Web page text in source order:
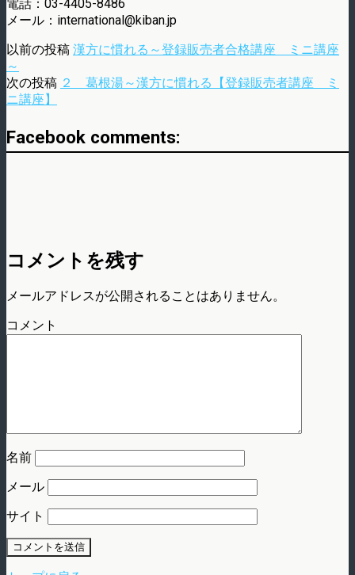
電話：03-4405-8486
メール：international@kiban.jp
以前の投稿 漢方に慣れる～登録販売者合格講座 ミニ講座
～
次の投稿 ２ 葛根湯～漢方に慣れる【登録販売者講座 ミ
ニ講座】
Facebook comments:
コメントを残す
メールアドレスが公開されることはありません。
コメント
名前
メール
サイト